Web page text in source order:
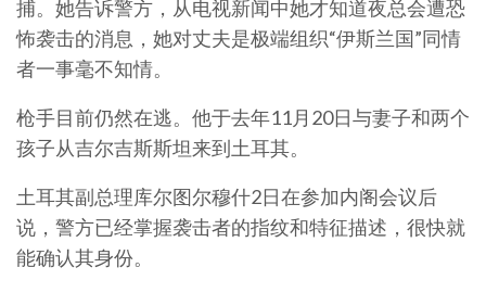
捕。她告诉警方，从电视新闻中她才知道夜总会遭恐
怖袭击的消息，她对丈夫是极端组织“伊斯兰国”同情
者一事毫不知情。
枪手目前仍然在逃。他于去年11月20日与妻子和两个
孩子从吉尔吉斯斯坦来到土耳其。
土耳其副总理库尔图尔穆什2日在参加内阁会议后
说，警方已经掌握袭击者的指纹和特征描述，很快就
能确认其身份。